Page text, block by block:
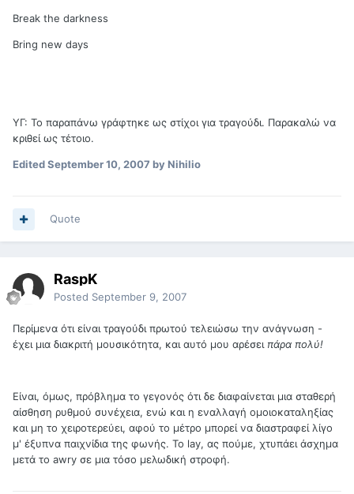
Break the darkness
Bring new days
ΥΓ: Το παραπάνω γράφτηκε ως στίχοι για τραγούδι. Παρακαλώ να
κριθεί ως τέτοιο.
EditedSeptember 10, 2007 by Nihilio
Quote
RaspK
Posted September 9, 2007
Περίμενα ότι είναι τραγούδι πρωτού τελειώσω την ανάγνωση -
έχει μια διακριτή μουσικότητα, και αυτό μου αρέσει πάρα πολύ!
Είναι, όμως, πρόβλημα το γεγονός ότι δε διαφαίνεται μια σταθερή
αίσθηση ρυθμού συνέχεια, ενώ και η εναλλαγή ομοιοκαταληξίας
και μη το χειροτερεύει, αφού το μέτρο μπορεί να διαστραφεί λίγο
μ' έξυπνα παιχνίδια της φωνής. Το lay, ας πούμε, χτυπάει άσχημα
μετά το awry σε μια τόσο μελωδική στροφή.